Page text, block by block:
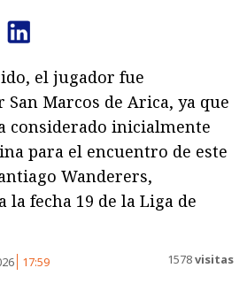
el jugador fue
San Marcos de Arica, ya que
considerado inicialmente
para el encuentro de este
Wanderers,
la fecha 19 de la Liga de
17:59 1578visitas